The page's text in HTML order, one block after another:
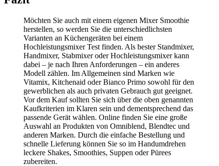
Möchten Sie auch mit einem eigenen Mixer Smoothie
herstellen, so werden Sie die unterschiedlichsten
Varianten an Küchengeräten bei einem
Hochleistungsmixer Test finden. Als bester Standmixer,
Handmixer, Stabmixer oder Hochleistungsmixer kann
dabei – je nach Ihren Anforderungen – ein anderes
Modell zählen. Im Allgemeinen sind Marken wie
Vitamix, Kitchenaid oder Bianco Primo sowohl für den
gewerblichen als auch privaten Gebrauch gut geeignet.
Vor dem Kauf sollten Sie sich über die oben genannten
Kaufkriterien im Klaren sein und dementsprechend das
passende Gerät wählen. Online finden Sie eine große
Auswahl an Produkten von Omniblend, Blendtec und
anderen Marken. Durch die einfache Bestellung und
schnelle Lieferung können Sie so im Handumdrehen
leckere Shakes, Smoothies, Suppen oder Pürees
zubereiten.